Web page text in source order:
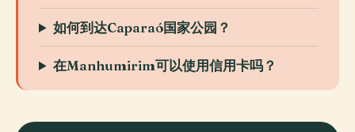
如何到达Caparaó国家公园？
在Manhumirim可以使用信用卡吗？